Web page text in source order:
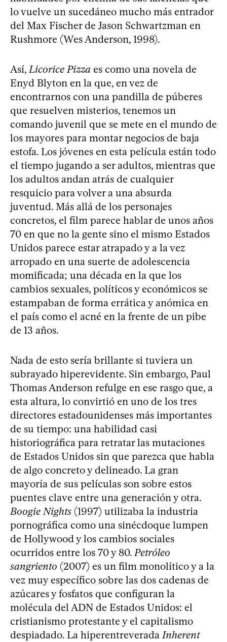
lo vuelve un sucedáneo mucho más entrador
del Max Fischer de Jason Schwartzman en
Rushmore (Wes Anderson, 1998).
Así,Licorice Pizza es como una novela de
Enyd Blyton en la que, en vez de
encontrarnos con una pandilla de púberes
que resuelven misterios, tenemos un
comando juvenil que se mete en el mundo de
los mayores para montar negocios de baja
estofa. Los jóvenes en esta película están todo
el tiempo jugando a ser adultos, mientras que
los adultos andan atrás de cualquier
resquicio para volver a una absurda
juventud. Más allá de los personajes
concretos, el film parece hablar de unos años
70 en que no la gente sino el mismo Estados
Unidos parece estar atrapado y a la vez
arropado en una suerte de adolescencia
momificada; una década en la que los
cambios sexuales, políticos y económicos se
estampaban de forma errática y anómica en
el país como el acné en la frente de un pibe
de 13 años.
Nada de esto sería brillante si tuviera un
subrayado hiperevidente. Sin embargo, Paul
Thomas Anderson refulge en ese rasgo que, a
esta altura, lo convirtió en uno de los tres
directores estadounidenses más importantes
de su tiempo: una habilidad casi
historiográfica para retratar las mutaciones
de Estados Unidos sin que parezca que habla
de algo concreto y delineado. La gran
mayoría de sus películas son sobre estos
puentes clave entre una generación y otra.
Boogie Nights (1997) utilizaba la industria
pornográfica como una sinécdoque lumpen
de Hollywood y los cambios sociales
ocurridos entre los 70 y 80.Petróleo
sangriento (2007) es un film monolítico y a la
vez muy específico sobre las dos cadenas de
azúcares y fosfatos que configuran la
molécula del ADN de Estados Unidos: el
cristianismo protestante y el capitalismo
despiadado. La hiperentreveradaInherent